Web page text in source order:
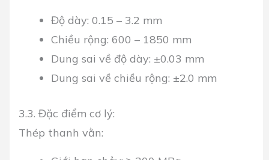
Độ dày: 0.15 – 3.2 mm
Chiều rộng: 600 – 1850 mm
Dung sai về độ dày: ±0.03 mm
Dung sai về chiều rộng: ±2.0 mm
3.3. Đặc điểm cơ lý:
Thép thanh vằn: